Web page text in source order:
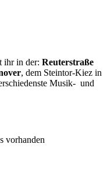
ihr in der: Reuterstraße
, dem Steintor-Kiez in
Musik- und
vorhanden